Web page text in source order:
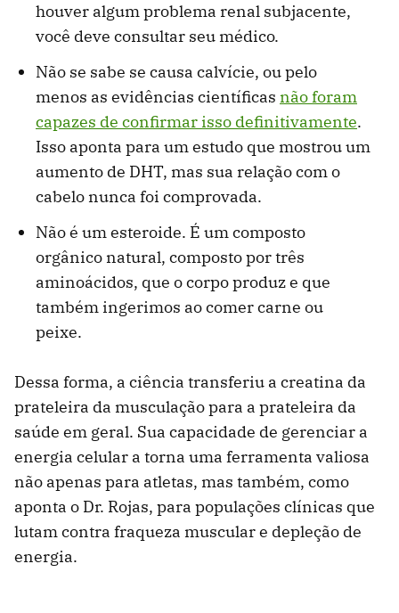
houver algum problema renal subjacente,
você deve consultar seu médico.
Não se sabe se causa calvície, ou pelo
menos as evidências científicas não foram
capazes de confirmar isso definitivamente.
Isso aponta para um estudo que mostrou um
aumento de DHT, mas sua relação com o
cabelo nunca foi comprovada.
Não é um esteroide. É um composto
orgânico natural, composto por três
aminoácidos, que o corpo produz e que
também ingerimos ao comer carne ou
peixe.
Dessa forma, a ciência transferiu a creatina da
prateleira da musculação para a prateleira da
saúde em geral. Sua capacidade de gerenciar a
energia celular a torna uma ferramenta valiosa
não apenas para atletas, mas também, como
aponta o Dr. Rojas, para populações clínicas que
lutam contra fraqueza muscular e depleção de
energia.